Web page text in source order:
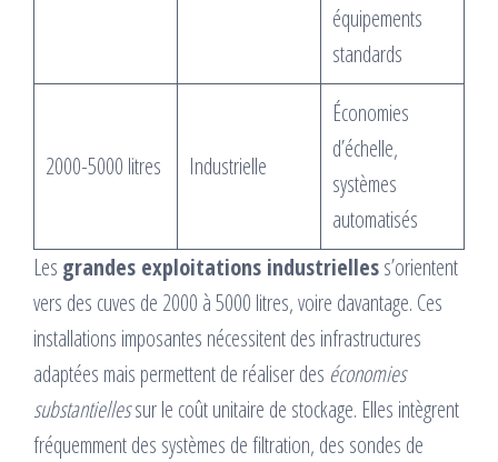
équipements
standards
2000-5000 litres Industrielle
Économies
d’échelle,
systèmes
automatisés
Les grandes exploitations industrielless’orientent
vers des cuves de 2000 à 5000 litres, voire davantage. Ces
installations imposantes nécessitent des infrastructures
adaptées mais permettent de réaliser des économies
substantiellessur le coût unitaire de stockage. Elles intègrent
fréquemment des systèmes de filtration, des sondes de